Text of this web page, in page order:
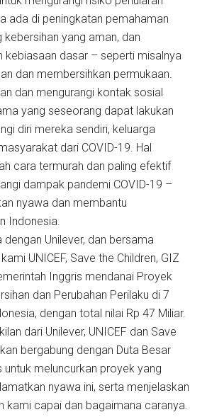
ada di peningkatan pemahaman
kebersihan yang aman, dan
kebiasaan dasar – seperti misalnya
dan membersihkan permukaan.
dan mengurangi kontak sosial
yang seseorang dapat lakukan
diri mereka sendiri, keluarga
dari COVID-19. Hal
cara termurah dan paling efektif
dampak pandemi COVID-19 –
nyawa dan membantu
Indonesia.
dengan Unilever, dan bersama
UNICEF, Save the Children, GIZ
Inggris mendanai Proyek
dan Perubahan Perilaku di 7
dengan total nilai Rp 47 Miliar.
dari Unilever, UNICEF dan Save
bergabung dengan Duta Besar
untuk meluncurkan proyek yang
nyawa ini, serta menjelaskan
kami capai dan bagaimana caranya.